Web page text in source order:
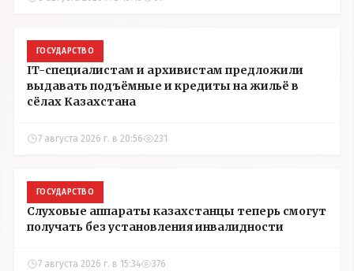
ГОСУДАРСТВО
IT-специалистам и архивистам предложили
выдавать подъёмные и кредиты на жильё в
сёлах Казахстана
7 августа 2026 г. в 20:56 231
ГОСУДАРСТВО
Слуховые аппараты казахстанцы теперь смогут
получать без установления инвалидности
7 августа 2026 г. в 15:34 376